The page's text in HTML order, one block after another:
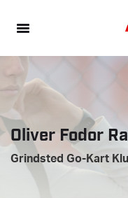
Oliver Fodor
Grindsted Go-Kart